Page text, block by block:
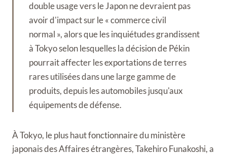
double usage vers le Japon ne devraient pas
avoir d'impact sur le « commerce civil
normal », alors que les inquiétudes grandissent
à Tokyo selon lesquelles la décision de Pékin
pourrait affecter les exportations de terres
rares utilisées dans une large gamme de
produits, depuis les automobiles jusqu'aux
équipements de défense.
À Tokyo, le plus haut fonctionnaire du ministère
japonais des Affaires étrangères, Takehiro Funakoshi, a